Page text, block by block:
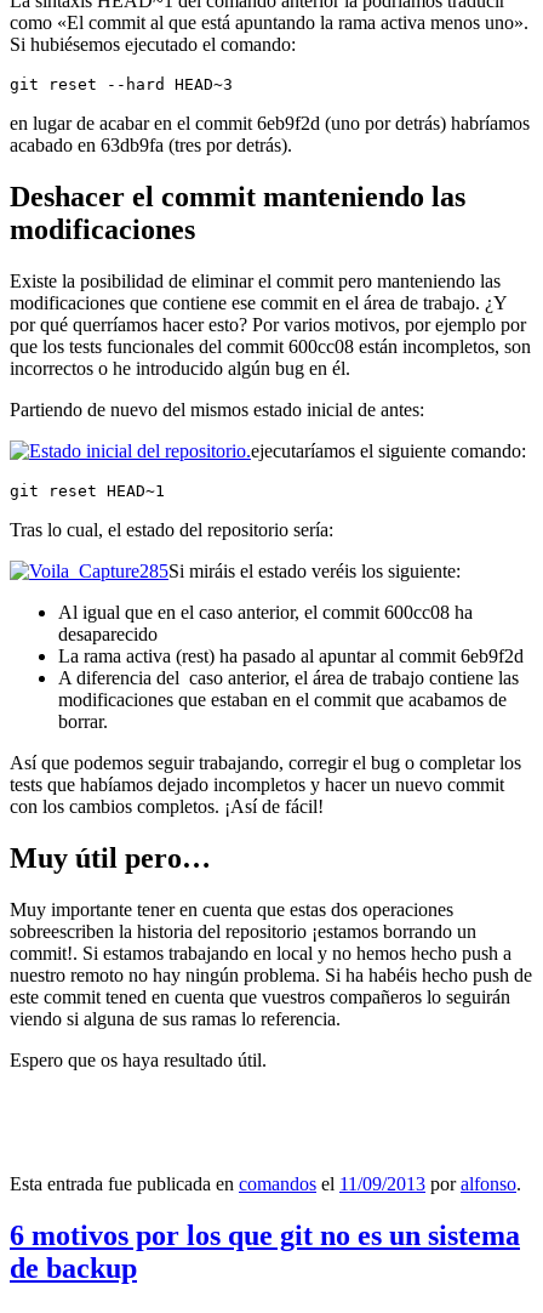
como «El commit al que está apuntando la rama activa menos uno».
Si hubiésemos ejecutado el comando:
git reset --hard HEAD~3
en lugar de acabar en el commit 6eb9f2d (uno por detrás) habríamos
acabado en 63db9fa (tres por detrás).
Deshacer el commit manteniendo las
modificaciones
Existe la posibilidad de eliminar el commit pero manteniendo las
modificaciones que contiene ese commit en el área de trabajo. ¿Y
por qué querríamos hacer esto? Por varios motivos, por ejemplo por
que los tests funcionales del commit 600cc08 están incompletos, son
incorrectos o he introducido algún bug en él.
Partiendo de nuevo del mismos estado inicial de antes:
ejecutaríamos el siguiente comando:
git reset HEAD~1
Tras lo cual, el estado del repositorio sería:
Si miráis el estado veréis los siguiente:
Al igual que en el caso anterior, el commit 600cc08 ha
desaparecido
La rama activa (rest) ha pasado al apuntar al commit 6eb9f2d
A diferencia del caso anterior, el área de trabajo contiene las
modificaciones que estaban en el commit que acabamos de
borrar.
Así que podemos seguir trabajando, corregir el bug o completar los
tests que habíamos dejado incompletos y hacer un nuevo commit
con los cambios completos. ¡Así de fácil!
Muy útil pero…
Muy importante tener en cuenta que estas dos operaciones
sobreescriben la historia del repositorio ¡estamos borrando un
commit!. Si estamos trabajando en local y no hemos hecho push a
nuestro remoto no hay ningún problema. Si ha habéis hecho push de
este commit tened en cuenta que vuestros compañeros lo seguirán
viendo si alguna de sus ramas lo referencia.
Espero que os haya resultado útil.
Esta entrada fue publicada en comandos el 11/09/2013 poralfonso.
6 motivos por los que git no es un sistema
de backup